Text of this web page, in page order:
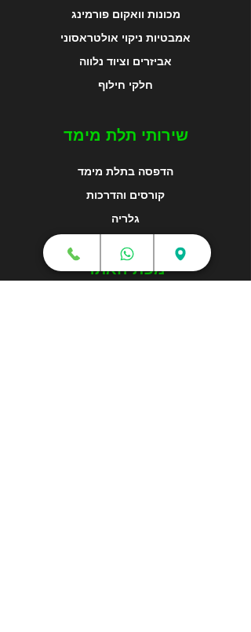
מכונות וואקום פורמינג
אמבטיות ניקוי אולטראסוני
אביזרים וציוד נלווה
חלקי חילוף
שירותי תלת מימד
הדפסה בתלת מימד
קורסים והדרכות
גלריה
מפת האתר